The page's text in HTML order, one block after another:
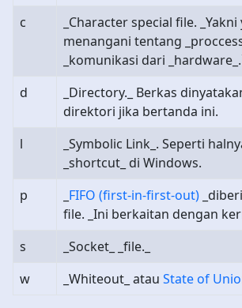
c
_Character special file. _Yakni
menangani tentang
_komunikasi dari
d
_Directory._ Berkas
direktori jika bertanda ini.
l
_Symbolic Link_. Seperti
_shortcut_ di Windows.
p
FIFO (first-in-first-out)
file. _Ini berkaitan dengan
s
_Socket_ _file._
w
_Whiteout_ atau State of